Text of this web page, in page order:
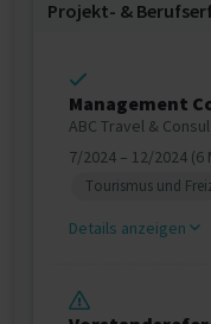
Projekt‐ &
Management
ABC Travel &
7/2024 – 12/2024 (6
Tourismus und
Details anzeigen